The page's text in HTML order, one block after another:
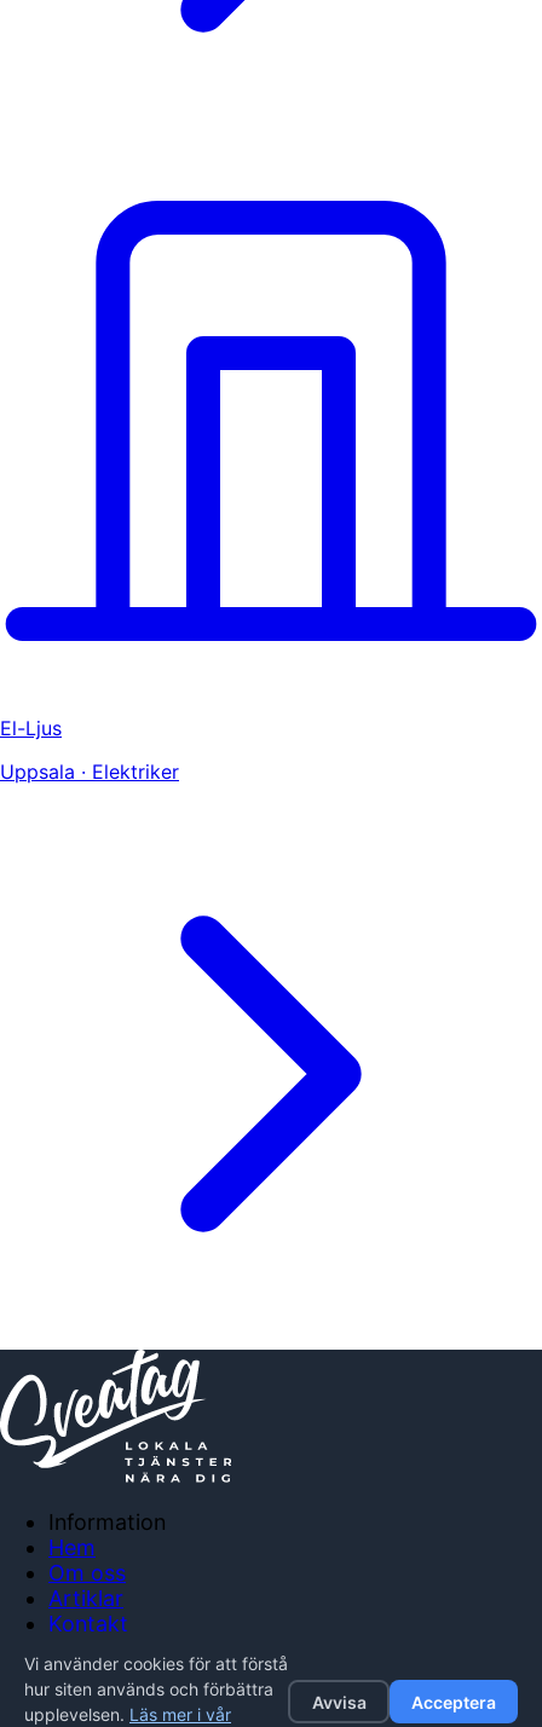
El-Ljus
Uppsala · Elektriker
Information
Hem
Om oss
Artiklar
Kontakt
Integritetspolicy
Vi använder cookies för att förstå
hur siten används och förbättra
upplevelsen. Läs mer i vår
Avvisa Acceptera